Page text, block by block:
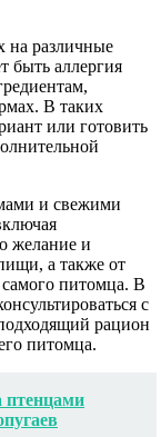
на различные
быть аллергия
В таких
или готовить
и свежими
желание и
а также от
питомца. В
с
рацион
питомца.
птенцами